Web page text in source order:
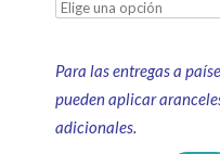
Para las entregas a
pueden aplicar
adicionales.